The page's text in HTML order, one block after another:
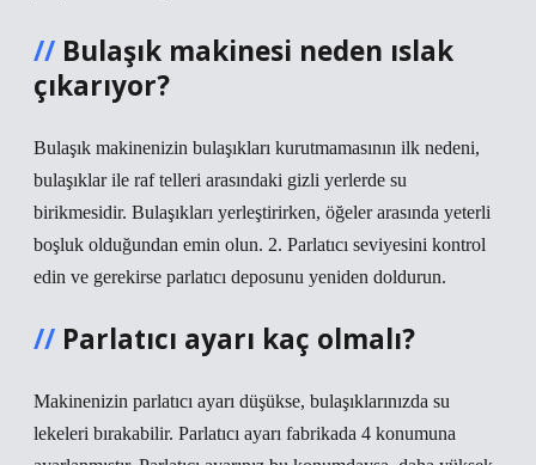
Bulaşık makinesi neden ıslak
çıkarıyor?
Bulaşık makinenizin bulaşıkları kurutmamasının ilk nedeni,
bulaşıklar ile raf telleri arasındaki gizli yerlerde su
birikmesidir. Bulaşıkları yerleştirirken, öğeler arasında yeterli
boşluk olduğundan emin olun. 2. Parlatıcı seviyesini kontrol
edin ve gerekirse parlatıcı deposunu yeniden doldurun.
Parlatıcı ayarı kaç olmalı?
Makinenizin parlatıcı ayarı düşükse, bulaşıklarınızda su
lekeleri bırakabilir. Parlatıcı ayarı fabrikada 4 konumuna